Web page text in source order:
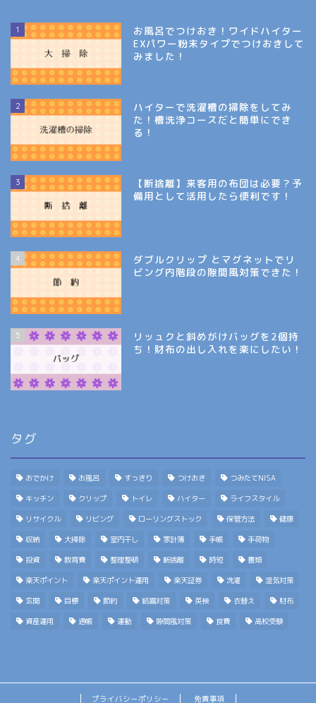
1
お風呂でつけおき！ワイドハイター
EXパワー粉末タイプでつけおきして
みました！
2
ハイターで洗濯槽の掃除をしてみ
た！槽洗浄コースだと簡単にでき
る！
3
【断捨離】来客用の布団は必要？予
備用として活用したら便利です！
4
ダブルクリップ とマグネットでリ
ビング内階段の隙間風対策できた！
5
リッュクと斜めがけバッグを2個持
ち！財布の出し入れを楽にしたい！
タグ
おでかけ お風呂 すっきり つけおき つみたてNISA
キッチン クリップ トイレ ハイター ライフスタイル
リサイクル リビング ローリングストック 保管方法 健康
収納 大掃除 室内干し 家計簿 手帳 手荷物
投資 教育費 整理整頓 断捨離 時短 書類
楽天ポイント 楽天ポイント運用 楽天証券 洗濯 湿気対策
玄関 目標 節約 結露対策 英検 衣替え 財布
資産運用 通帳 運動 隙間風対策 食費 高校受験
プライバシーポリシー 免責事項